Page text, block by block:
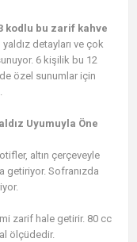
kodlu bu zarif kahve
detayları ve çok
6 kişilik bu 12
özel sunumlar için
Uyumuyla Öne
altın çerçeveyle
getiriyor. Sofranızda
zarif hale getirir. 80 cc
ölçüdedir.